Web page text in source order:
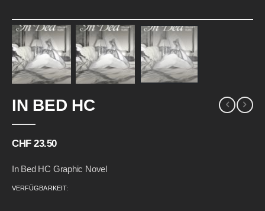
IN BED HC
CHF 23.50
In Bed HC Graphic Novel
VERFÜGBARKEIT:
Skip
to
the
end
of
the
images
gallery
to
the
beginning
of